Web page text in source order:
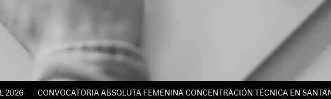
CONVOCATORIA ABSOLUTA FEMENINA CONCENTRACIÓN TÉCNICA EN SANTANDER,